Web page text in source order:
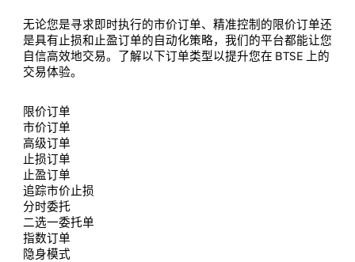
无论您是寻求即时执行的市价订单、精准控制的限价订单还
是具有止损和止盈订单的自动化策略，我们的平台都能让您
自信高效地交易。了解以下订单类型以提升您在 BTSE 上的
交易体验。
限价订单
市价订单
高级订单
止损订单
止盈订单
追踪市价止损
分时委托
二选一委托单
指数订单
隐身模式